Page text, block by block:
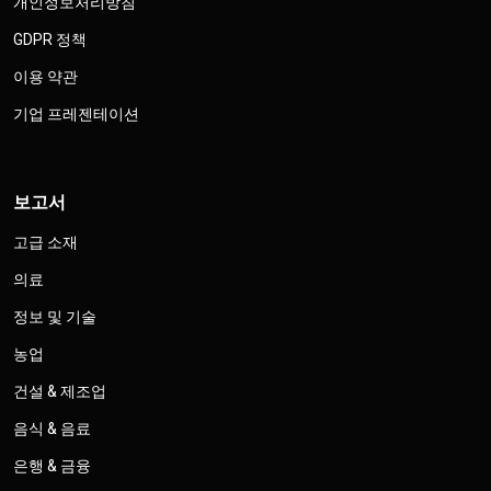
GDPR 정책
이용 약관
기업 프레젠테이션
보고서
고급 소재
의료
정보 및 기술
농업
건설 & 제조업
음식 & 음료
은행 & 금융